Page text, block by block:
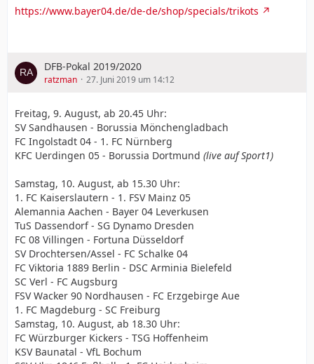
https://www.bayer04.de/de-de/shop/specials/trikots
DFB-Pokal 2019/2020
ratzman 27. Juni 2019 um 14:12
Freitag, 9. August, ab 20.45 Uhr:
SV Sandhausen - Borussia Mönchengladbach
FC Ingolstadt 04 - 1. FC Nürnberg
KFC Uerdingen 05 - Borussia Dortmund (live auf Sport1)
Samstag, 10. August, ab 15.30 Uhr:
1. FC Kaiserslautern - 1. FSV Mainz 05
Alemannia Aachen - Bayer 04 Leverkusen
TuS Dassendorf - SG Dynamo Dresden
FC 08 Villingen - Fortuna Düsseldorf
SV Drochtersen/Assel - FC Schalke 04
FC Viktoria 1889 Berlin - DSC Arminia Bielefeld
SC Verl - FC Augsburg
FSV Wacker 90 Nordhausen - FC Erzgebirge Aue
1. FC Magdeburg - SC Freiburg
Samstag, 10. August, ab 18.30 Uhr:
FC Würzburger Kickers - TSG Hoffenheim
KSV Baunatal - VfL Bochum